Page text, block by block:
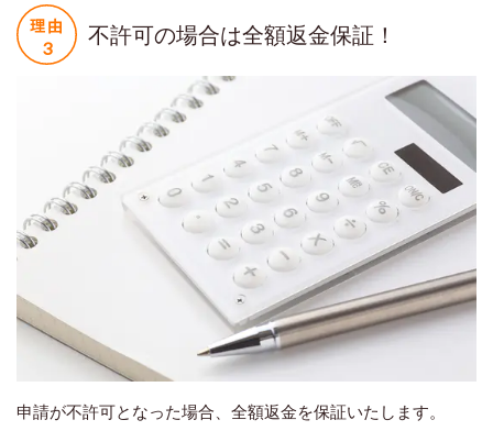
不許可の場合は全額返金保証！
申請が不許可となった場合、全額返金を保証いたします。